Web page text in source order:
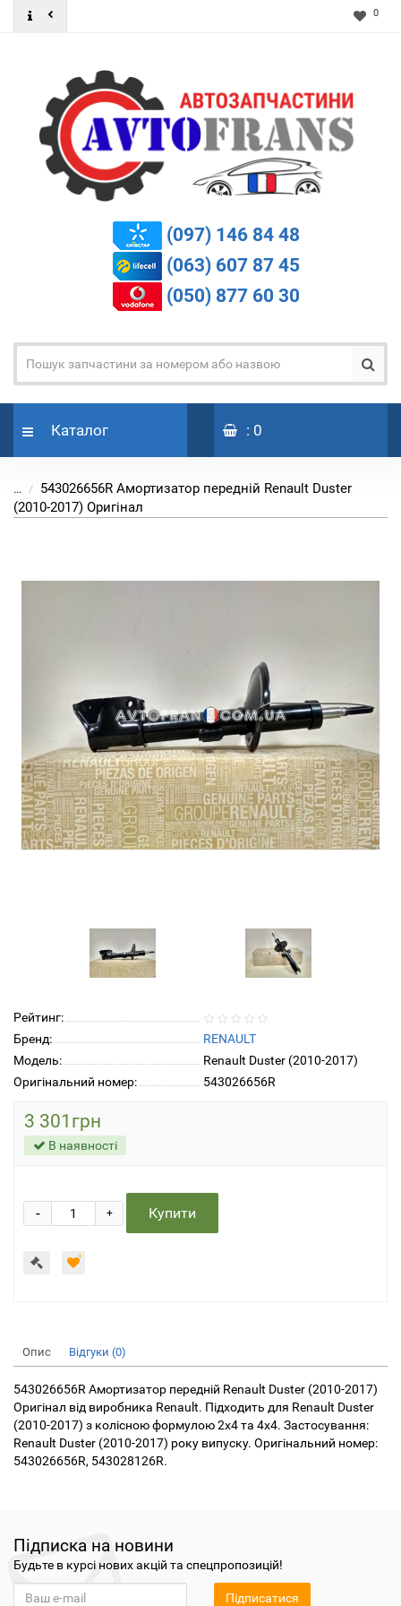
0
(097) 146 84 48
(063) 607 87 45
(050) 877 60 30
Каталог : 0
...
543026656R Амортизатор передній Renault Duster
(2010-2017) Оригінал
Рейтинг:
Бренд:
RENAULT
Модель:
Renault Duster (2010-2017)
Оригінальний номер:
543026656R
3 301грн
В наявності
+
- Купити
Опис Відгуки (0)
543026656R Амортизатор передній Renault Duster (2010-2017)
Оригінал від виробника Renault. Підходить для Renault Duster
(2010-2017) з колісною формулою 2х4 та 4х4. Застосування:
Renault Duster (2010-2017) року випуску. Оригінальний номер:
543026656R, 543028126R.
Підписка на новини
Будьте в курсі нових акцій та спецпропозицій!
Підписатися